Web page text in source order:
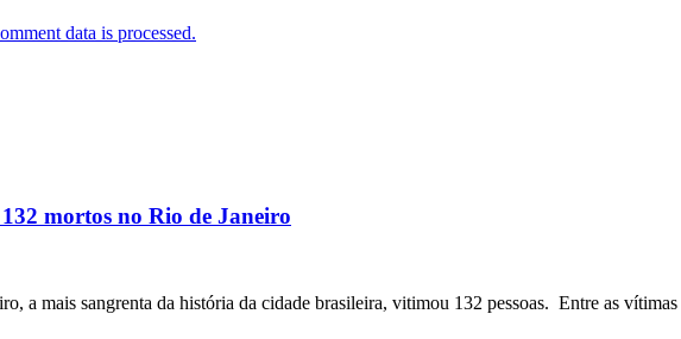
data is processed.
mortos no Rio de Janeiro
a mais sangrenta da história da cidade brasileira, vitimou 132 pessoas. Entre as